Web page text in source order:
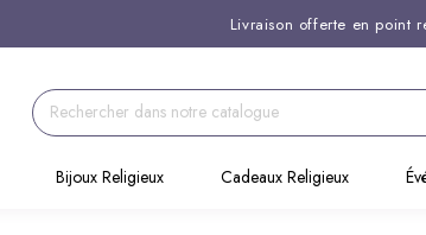
Livraison offerte en point
Support client disponible
Commandez avant 14H,
Bijoux Religieux Cadeaux Religieux